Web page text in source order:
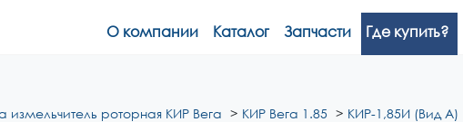
О компании Каталог Запчасти Где купить?
измельчитель роторная КИР Вега КИР Вега 1.85 КИР-1,85И (Вид А)